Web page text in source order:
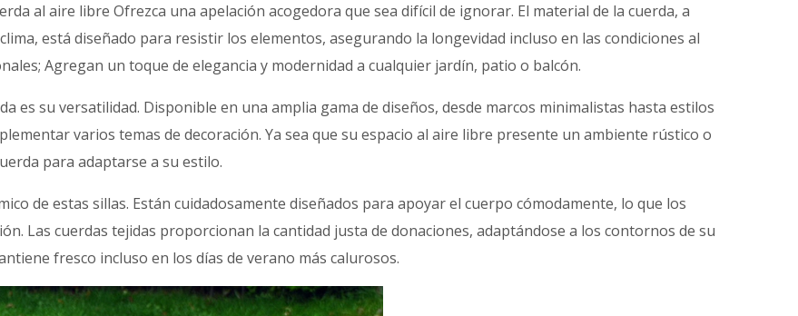
al aire libre Ofrezca una apelación acogedora que sea difícil de ignorar. El material de la cuerda, a
está diseñado para resistir los elementos, asegurando la longevidad incluso en las condiciones al
Agregan un toque de elegancia y modernidad a cualquier jardín, patio o balcón.
es su versatilidad. Disponible en una amplia gama de diseños, desde marcos minimalistas hasta estilos
varios temas de decoración. Ya sea que su espacio al aire libre presente un ambiente rústico o
para adaptarse a su estilo.
de estas sillas. Están cuidadosamente diseñados para apoyar el cuerpo cómodamente, lo que los
Las cuerdas tejidas proporcionan la cantidad justa de donaciones, adaptándose a los contornos de su
fresco incluso en los días de verano más calurosos.